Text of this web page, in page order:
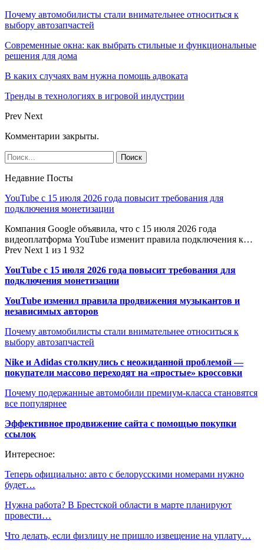
Почему автомобилисты стали внимательнее относиться к
выбору автозапчастей
Современные окна: как выбрать стильные и функциональные
решения для дома
В каких случаях вам нужна помощь адвоката
Тренды в технологиях в игровой индустрии
Prev Next
Комментарии закрыты.
Недавние Посты
YouTube с 15 июля 2026 года повысит требования для
подключения монетизации
Компания Google объявила, что с 15 июля 2026 года
видеоплатформа YouTube изменит правила подключения к…
Prev Next 1 из 1 932
YouTube с 15 июля 2026 года повысит требования для
подключения монетизации
YouTube изменил правила продвижения музыкантов и
независимых авторов
Почему автомобилисты стали внимательнее относиться к
выбору автозапчастей
Nike и Adidas столкнулись с неожиданной проблемой —
покупатели массово переходят на «простые» кроссовки
Почему подержанные автомобили премиум-класса становятся
все популярнее
Эффективное продвижение сайта с помощью покупки
ссылок
Интересное:
Теперь официально: авто с белорусскими номерами нужно
будет…
Нужна работа? В Брестской области в марте планируют
провести…
Что делать, если физлицу не пришло извещение на уплату…